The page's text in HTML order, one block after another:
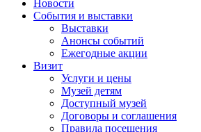
Новости
События и выставки
Выставки
Анонсы событий
Ежегодные акции
Визит
Услуги и цены
Музей детям
Доступный музей
Договоры и соглашения
Правила посещения